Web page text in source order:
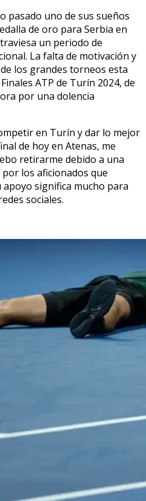
pasado uno de sus sueños
de oro para Serbia en
un periodo de
La falta de motivación y
los grandes torneos esta
ATP de Turín 2024, de
por una dolencia
en Turín y dar lo mejor
de hoy en Atenas, me
retirarme debido a una
los aficionados que
significa mucho para
sociales.